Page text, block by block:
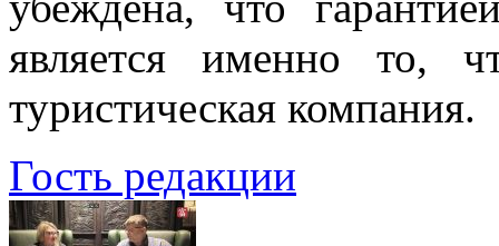
является именно то,
туристическая компания.
Гость редакции